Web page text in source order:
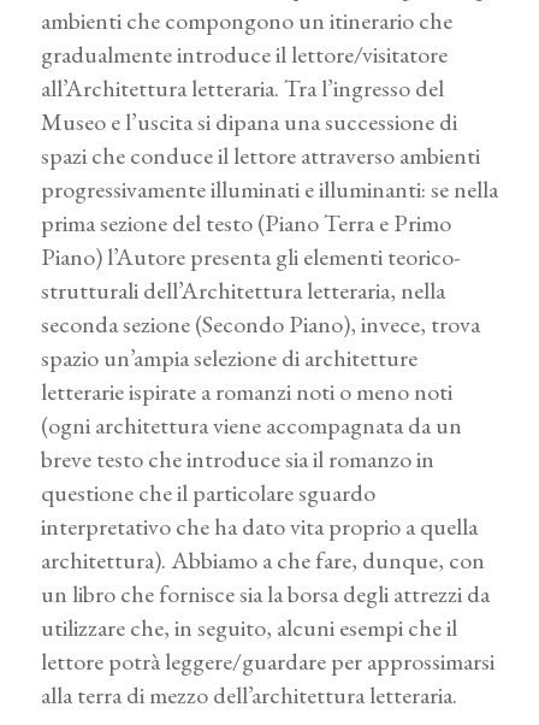
ambienti che compongono un itinerario che
gradualmente introduce il lettore/visitatore
all’Architettura letteraria. Tra l’ingresso del
Museo e l’uscita si dipana una successione di
spazi che conduce il lettore attraverso ambienti
progressivamente illuminati e illuminanti: se nella
prima sezione del testo (Piano Terra e Primo
Piano) l’Autore presenta gli elementi teorico-
strutturali dell’Architettura letteraria, nella
seconda sezione (Secondo Piano), invece, trova
spazio un’ampia selezione di architetture
letterarie ispirate a romanzi noti o meno noti
(ogni architettura viene accompagnata da un
breve testo che introduce sia il romanzo in
questione che il particolare sguardo
interpretativo che ha dato vita proprio a quella
architettura). Abbiamo a che fare, dunque, con
un libro che fornisce sia la borsa degli attrezzi da
utilizzare che, in seguito, alcuni esempi che il
lettore potrà leggere/guardare per approssimarsi
alla terra di mezzo dell’architettura letteraria.